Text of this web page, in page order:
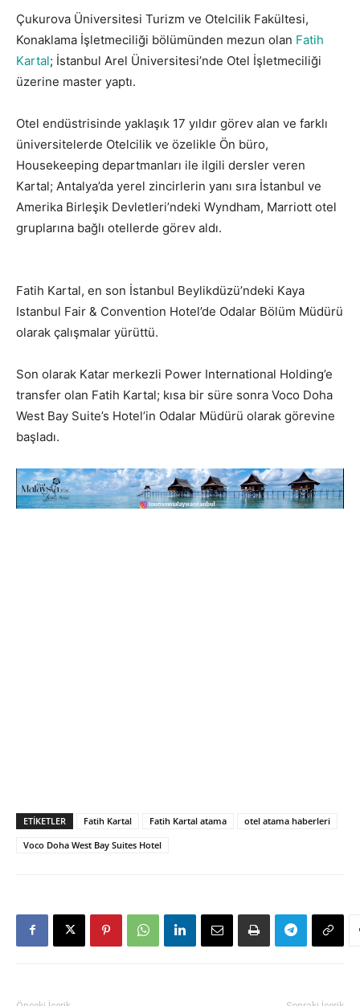
Çukurova Üniversitesi Turizm ve Otelcilik Fakültesi,
Konaklama İşletmeciliği bölümünden mezun olan Fatih
Kartal; İstanbul Arel Üniversitesi’nde Otel İşletmeciliği
üzerine master yaptı.
Otel endüstrisinde yaklaşık 17 yıldır görev alan ve farklı
üniversitelerde Otelcilik ve özelikle Ön büro,
Housekeeping departmanları ile ilgili dersler veren
Kartal; Antalya’da yerel zincirlerin yanı sıra İstanbul ve
Amerika Birleşik Devletleri’ndeki Wyndham, Marriott otel
gruplarına bağlı otellerde görev aldı.
Fatih Kartal, en son İstanbul Beylikdüzü’ndeki Kaya
Istanbul Fair & Convention Hotel’de Odalar Bölüm Müdürü
olarak çalışmalar yürüttü.
Son olarak Katar merkezli Power International Holding’e
transfer olan Fatih Kartal; kısa bir süre sonra Voco Doha
West Bay Suite’s Hotel’in Odalar Müdürü olarak görevine
başladı.
ETIKETLER Fatih Kartal Fatih Kartal atama
otel atama haberleri
Voco Doha West Bay Suites Hotel